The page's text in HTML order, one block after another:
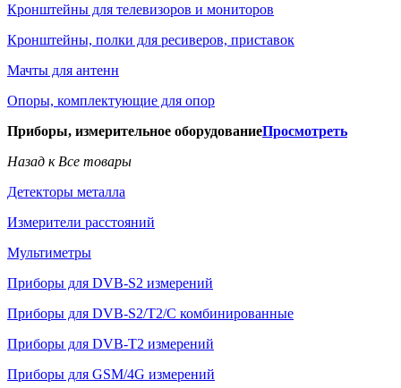
Кронштейны для телевизоров и мониторов
Кронштейны, полки для ресиверов, приставок
Мачты для антенн
Опоры, комплектующие для опор
Приборы, измерительное оборудованиеПросмотреть
Назад к Все товары
Детекторы металла
Измерители расстояний
Мультиметры
Приборы для DVB-S2 измерений
Приборы для DVB-S2/T2/C комбинированные
Приборы для DVB-T2 измерений
Приборы для GSM/4G измерений